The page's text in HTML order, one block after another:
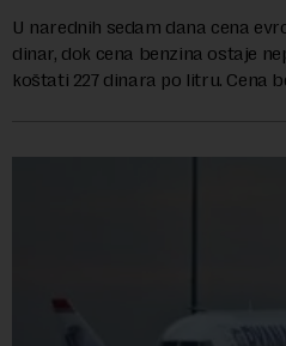
U narednih sedam dana cena
dinar, dok cena benzina ostaje
koštati 227 dinara po litru. Cena